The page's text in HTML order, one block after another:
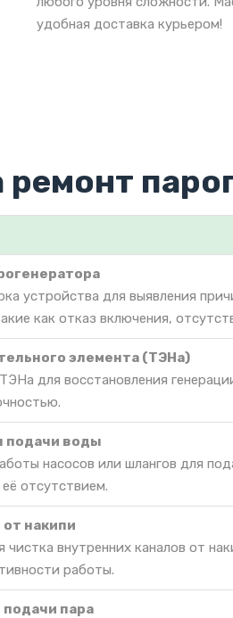
удобная доставка курьером!
устройства для выявления
как отказ включения,
элемента (ТЭНа)
для восстановления
подачи воды
насосов или шлангов для
отсутствием.
накипи
чистка внутренних каналов от
работы.
пара